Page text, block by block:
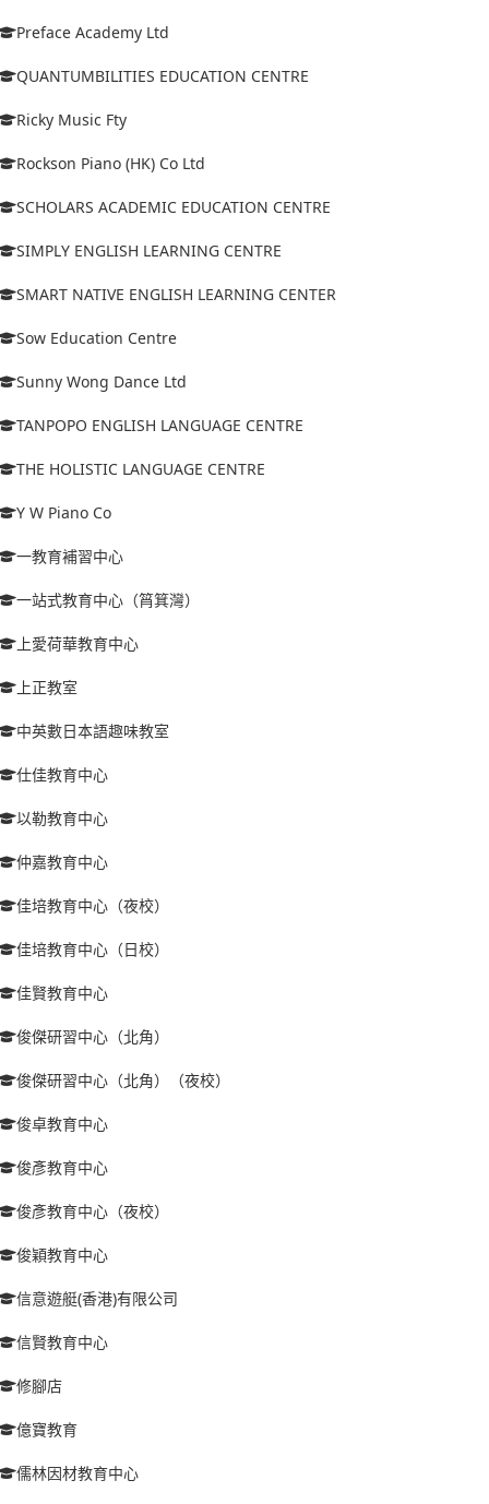
Preface Academy Ltd
QUANTUMBILITIES EDUCATION CENTRE
Ricky Music Fty
Rockson Piano (HK) Co Ltd
SCHOLARS ACADEMIC EDUCATION CENTRE
SIMPLY ENGLISH LEARNING CENTRE
SMART NATIVE ENGLISH LEARNING CENTER
Sow Education Centre
Sunny Wong Dance Ltd
TANPOPO ENGLISH LANGUAGE CENTRE
THE HOLISTIC LANGUAGE CENTRE
Y W Piano Co
一教育補習中心
一站式教育中心（筲箕灣）
上愛荷華教育中心
上正教室
中英數日本語趣味教室
仕佳教育中心
以勒教育中心
仲嘉教育中心
佳培教育中心（夜校）
佳培教育中心（日校）
佳賢教育中心
俊傑研習中心（北角）
俊傑研習中心（北角）（夜校）
俊卓教育中心
俊彥教育中心
俊彥教育中心（夜校）
俊穎教育中心
信意遊艇(香港)有限公司
信賢教育中心
修腳店
億寶教育
儒林因材教育中心